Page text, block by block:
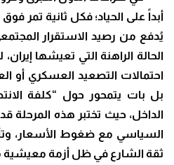
أبداً على الحياد؛ فكل ثانية تمر
يُدفع من رصيد الاستقرار
الحالة الراهنة التي تعيشها
احتمالات التصعيد العسكري أو
بل بات يتمحور حول “كلفة
الداخل، حيث تختبر هذه المرحلة
السياسي مع ضغوط الأسعار،
ثقة الشارع في ظل أزمة معيشية